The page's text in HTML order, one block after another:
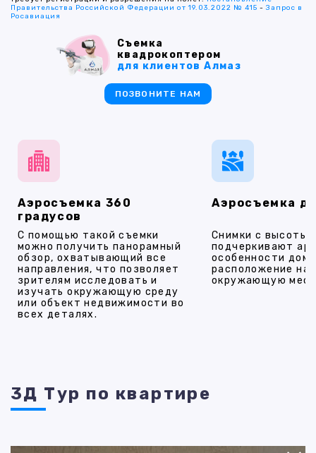
Аэросъемка 360
градусов
С помощью такой съемки
можно получить панорамный
обзор, охватывающий все
направления, что позволяет
зрителям исследовать и
изучать окружающую среду
или объект недвижимости во
всех деталях.
Аэросъемка
Снимки с высоты
подчеркивают
особенности
расположение на
окружающую
Правительства Российской Федерации от 19.03.2022 № 415 -Запрос в
Росавиация
Съемка
квадрокоптером
для клиентов Алмаз
ПОЗВОНИТЕ НАМ
3Д Тур по квартире